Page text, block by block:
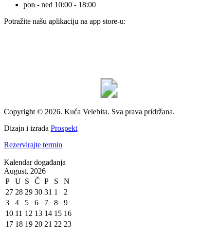
pon - ned 10:00 - 18:00
Potražite našu aplikaciju na app store-u:
Copyright © 2026. Kuća Velebita. Sva prava pridržana.
Dizajn i izrada Prospekt
Rezervirajte termin
Kalendar događanja
August, 2026
P
U S Č P S
N
27 28 29 30 31 1
2
3
4 5 6 7 8
9
10 11 12 13 14 15 16
17 18 19 20 21 22 23